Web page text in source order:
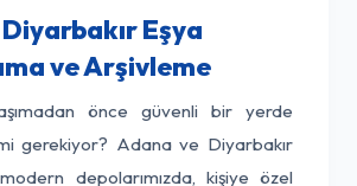
Eşya
ve Arşivleme
taşımadan önce güvenli bir yerde
gerekiyor? Adana ve Diyarbakır
depolarımızda, kişiye özel